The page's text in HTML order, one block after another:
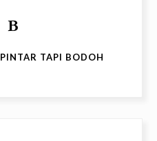
PINTAR TAPI BODOH